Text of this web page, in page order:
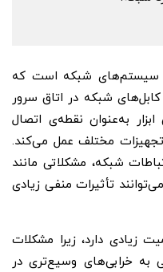
سیستم‌های شبکه است که
شبکه در اتاق سرور
به‌عنوان نقطه‌ی اتصال
مختلف عمل می‌کند.
شبکه، مشکلاتی مانند
تأثیرات منفی زیادی
دارد، زیرا مشکلات
به خرابی‌های وسیع‌تری در